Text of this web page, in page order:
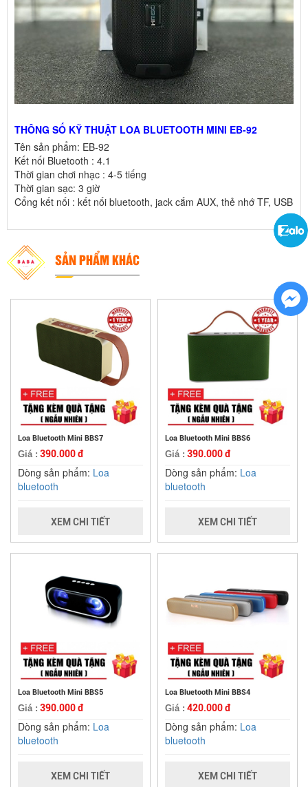
THÔNG SỐ KỸ THUẬT LOA BLUETOOTH MINI EB-92
Tên sản phẩm: EB-92
Kết nối Bluetooth : 4.1
Thời gian chơi nhạc : 4-5 tiếng
Thời gian sạc: 3 giờ
Cổng kết nối : kết nối bluetooth, jack cắm AUX, thẻ nhớ TF, USB
SẢN PHẨM KHÁC
Loa Bluetooth Mini BBS7
Giá : 390.000 đ
Dòng sản phẩm: Loa
bluetooth
XEM CHI TIẾT
Loa Bluetooth Mini BBS6
Giá : 390.000 đ
Dòng sản phẩm: Loa
bluetooth
XEM CHI TIẾT
Loa Bluetooth Mini BBS5
Giá : 390.000 đ
Dòng sản phẩm: Loa
bluetooth
XEM CHI TIẾT
Loa Bluetooth Mini BBS4
Giá : 420.000 đ
Dòng sản phẩm: Loa
bluetooth
XEM CHI TIẾT